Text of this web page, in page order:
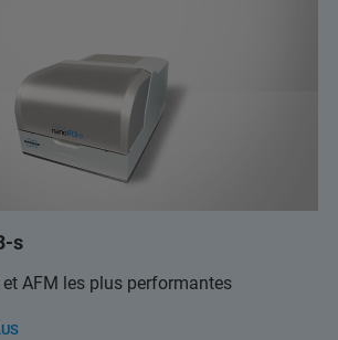
s
et AFM les plus performantes